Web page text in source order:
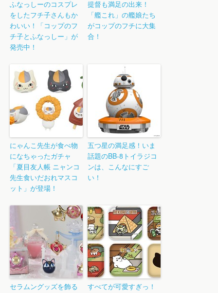
ふなっしーのコスプレ
をしたフチ子さんもか
わいい！「コップのフ
チ子とふなっしー」が
発売中！
提督も満足の出来！
「艦これ」の艦娘たち
がコップのフチに大集
合！
にゃんこ先生が食べ物
になちゃったガチャ
「夏目友人帳 ニャンコ
先生食いだおれマスコ
ット」が登場！
五つ星の満足感！いま
話題のBB-8トイラジコ
ンは、こんなにすご
い！
セラムングッズを飾る
すべてが可愛すぎっ！